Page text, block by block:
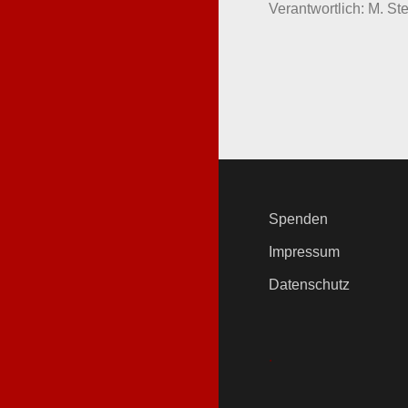
Verantwortlich: M.
Spenden
Impressum
Datenschutz
.